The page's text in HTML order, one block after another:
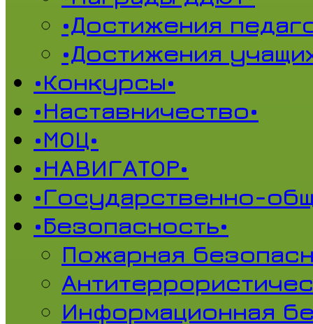
•Достижения
•Достижения
•Конкурсы•
•Наставничество•
•МОЦ•
•НАВИГАТОР•
•Государственно-
•Безопасность•
Пожарная
Информационная